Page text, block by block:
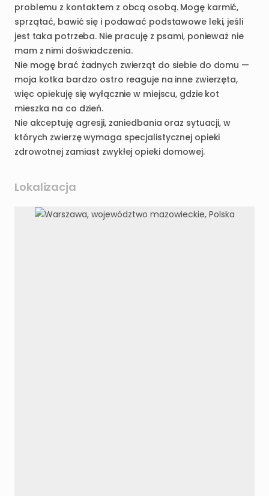
problemu z kontaktem z obcą osobą. Mogę karmić,
sprzątać, bawić się i podawać podstawowe leki, jeśli
jest taka potrzeba. Nie pracuję z psami, ponieważ nie
mam z nimi doświadczenia.
Nie mogę brać żadnych zwierząt do siebie do domu —
moja kotka bardzo ostro reaguje na inne zwierzęta,
więc opiekuję się wyłącznie w miejscu, gdzie kot
mieszka na co dzień.
Nie akceptuję agresji, zaniedbania oraz sytuacji, w
których zwierzę wymaga specjalistycznej opieki
zdrowotnej zamiast zwykłej opieki domowej.
Lokalizacja